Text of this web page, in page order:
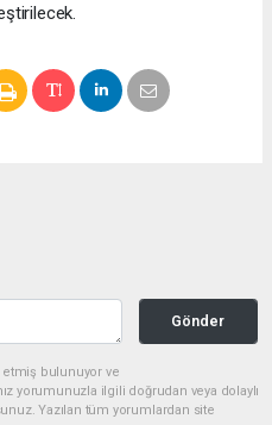
Gönder
etmiş bulunuyor ve
yorumunuzla ilgili doğrudan veya dolaylı
Yazılan tüm yorumlardan site